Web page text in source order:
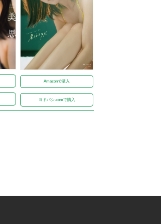
Amazonで購入
ヨドバシ.comで購入